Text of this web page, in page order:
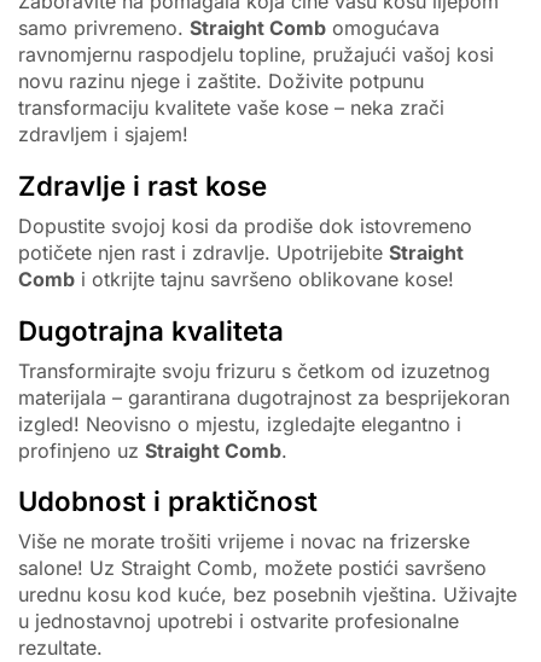
samo privremeno. Straight Comb omogućava
ravnomjernu raspodjelu topline, pružajući vašoj kosi
novu razinu njege i zaštite. Doživite potpunu
transformaciju kvalitete vaše kose – neka zrači
zdravljem i sjajem!
Zdravlje i rast kose
Dopustite svojoj kosi da prodiše dok istovremeno
potičete njen rast i zdravlje. Upotrijebite Straight
Comb i otkrijte tajnu savršeno oblikovane kose!
Dugotrajna kvaliteta
Transformirajte svoju frizuru s četkom od izuzetnog
materijala – garantirana dugotrajnost za besprijekoran
izgled! Neovisno o mjestu, izgledajte elegantno i
profinjeno uz Straight Comb.
Udobnost i praktičnost
Više ne morate trošiti vrijeme i novac na frizerske
salone! Uz Straight Comb, možete postići savršeno
urednu kosu kod kuće, bez posebnih vještina. Uživajte
u jednostavnoj upotrebi i ostvarite profesionalne
rezultate.